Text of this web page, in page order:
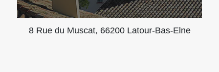
8 Rue du Muscat, 66200 Latour-Bas-Elne